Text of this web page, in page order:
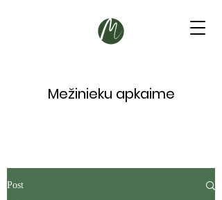
Mežinieku apkaime
Post